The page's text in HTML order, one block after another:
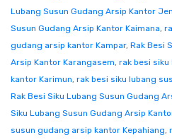
Lubang Susun Gudang Arsip Kantor
Susun Gudang Arsip Kantor Kaimana,
gudang arsip kantor Kampar, Rak Besi
Arsip Kantor Karangasem, rak besi
kantor Karimun, rak besi siku lubang
Rak Besi Siku Lubang Susun Gudang
Siku Lubang Susun Gudang Arsip
susun gudang arsip kantor Kepahiang,